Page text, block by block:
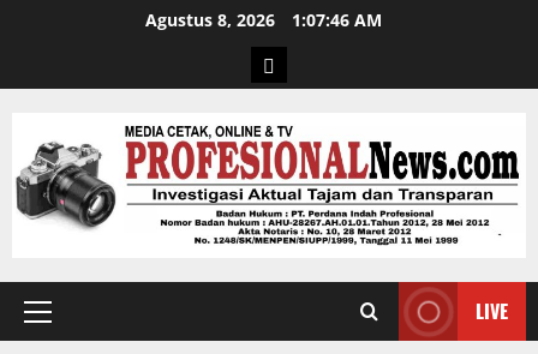
Agustus 8, 2026 1:07:47 AM
LIVE